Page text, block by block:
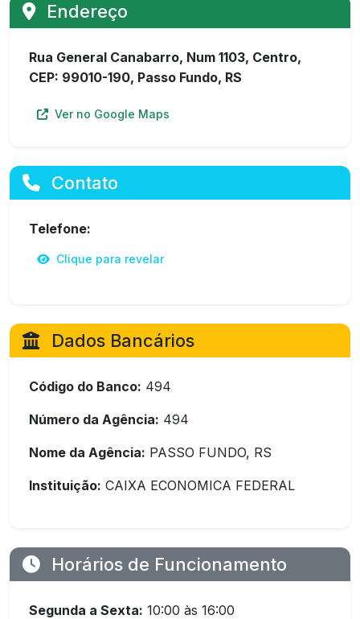
Endereço
Rua General Canabarro, Num 1103, Centro,
CEP: 99010-190, Passo Fundo, RS
Ver no Google Maps
Contato
Telefone:
Clique para revelar
Dados Bancários
Código do Banco: 494
Número da Agência: 494
Nome da Agência: PASSO FUNDO, RS
Instituição: CAIXA ECONOMICA FEDERAL
Horários de Funcionamento
Segunda a Sexta: 10:00 às 16:00